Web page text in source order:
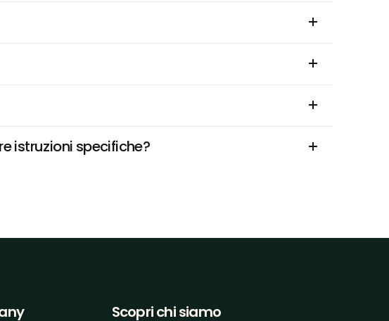
istruzioni specifiche?
Scopri chi siamo